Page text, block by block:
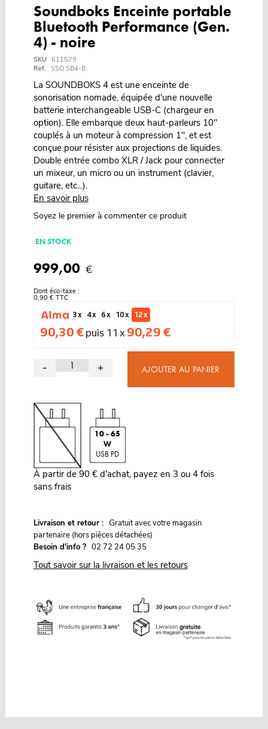
Soundboks Enceinte portable
Bluetooth Performance (Gen.
4) - noire
SKU 611579
Ref. SSO SB4-B
La SOUNDBOKS 4 est une enceinte de
sonorisation nomade, équipée d'une nouvelle
batterie interchangeable USB-C (chargeur en
option). Elle embarque deux haut-parleurs 10"
couplés à un moteur à compression 1", et est
conçue pour résister aux projections de liquides.
Double entrée combo XLR / Jack pour connecter
un mixeur, un micro ou un instrument (clavier,
guitare, etc...).
En savoir plus
Soyez le premier à commenter ce produit
EN STOCK
999,00 €
Dont éco-taxe :
0,90 € TTC
3 x
4 x 6 x 10 x 12 x
90,30 €puis 11 x 90,29 €
- + AJOUTER AU PANIER
10 - 65
W
USB PD
À partir de 90 € d'achat, payez en 3 ou 4 fois
sans frais
Livraison et retour : Gratuit avec votre magasin
partenaire (hors pièces détachées)
Besoin d'info ? 02 72 24 05 35
Tout savoir sur la livraison et les retours